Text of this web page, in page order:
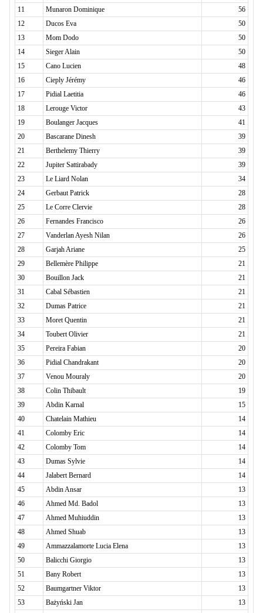
11
Munaron Dominique
56
12
Ducos Eva
50
13
Mom Dodo
50
14
Sieger Alain
50
15
Cano Lucien
48
16
Cieply Jérémy
46
17
Pidial Laetitia
46
18
Lerouge Victor
43
19
Boulanger Jacques
41
20
Bascarane Dinesh
39
21
Berthelemy Thierry
39
22
Jupiter Sattirabady
39
23
Le Liard Nolan
34
24
Gerbaut Patrick
28
25
Le Corre Clervie
28
26
Fernandes Francisco
26
27
Vanderlan Ayesh Nilan
26
28
Garjah Ariane
25
29
Bellemère Philippe
21
30
Bouillon Jack
21
31
Cabal Sébastien
21
32
Dumas Patrice
21
33
Moret Quentin
21
34
Toubert Olivier
21
35
Pereira Fabian
20
36
Pidial Chandrakant
20
37
Venou Mouraly
20
38
Colin Thibault
19
39
Abdin Karnal
15
40
Chatelain Mathieu
14
41
Colomby Eric
14
42
Colomby Tom
14
43
Dumas Sylvie
14
44
Jalabert Bernard
14
45
Abdin Ansar
13
46
Ahmed Md. Badol
13
47
Ahmed Muhiuddin
13
48
Ahmed Shuab
13
49
Ammazzalamorte Lucia Elena
13
50
Balicchi Giorgio
13
51
Bany Robert
13
52
Baumgartner Viktor
13
53
Bażyński Jan
13